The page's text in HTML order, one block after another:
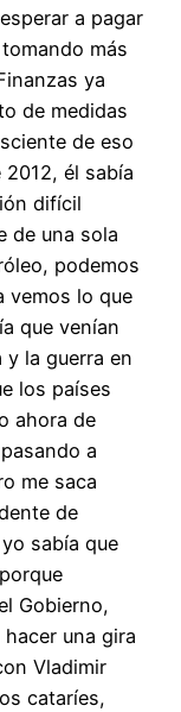
a pagar
más
ya
de medidas
de eso
él sabía
difícil
de una sola
podemos
vemos lo que
que venían
la guerra en
los países
ahora de
a
me saca
de
sabía que
Gobierno,
una gira
Vladimir
cataríes,